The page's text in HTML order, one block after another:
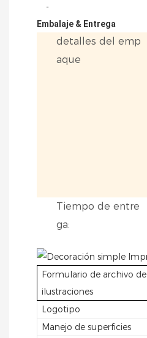
-
Embalaje & Entrega
detalles del emp
aque
Tiempo de entre
ga:
Formulario de archivo de
ilustraciones
Logotipo
Manejo de superficies